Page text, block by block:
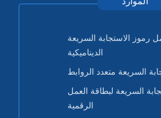
رموز الاستجابة السريعة
الديناميكية
السريعة متعدد الروابط
السريعة لبطاقة العمل
الرقمية